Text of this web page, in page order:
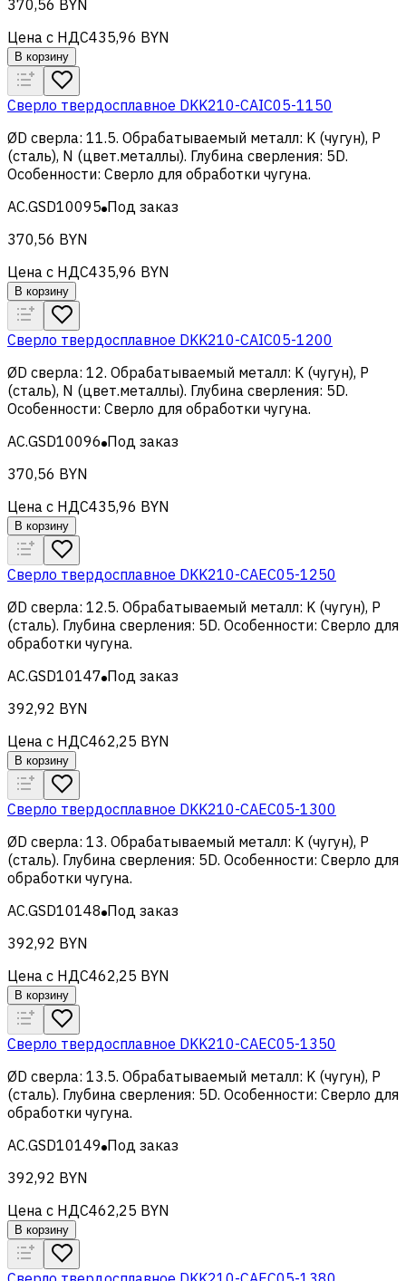
370,56 BYN
Цена с НДС435,96 BYN
В корзину
Сверло твердосплавное DKK210-CAIC05-1150
ØD сверла: 11.5. Обрабатываемый металл: K (чугун), Р
(сталь), N (цвет.металлы). Глубина сверления: 5D.
Особенности: Сверло для обработки чугуна.
AC.GSD10095 Под заказ
370,56 BYN
Цена с НДС435,96 BYN
В корзину
Сверло твердосплавное DKK210-CAIC05-1200
ØD сверла: 12. Обрабатываемый металл: K (чугун), Р
(сталь), N (цвет.металлы). Глубина сверления: 5D.
Особенности: Сверло для обработки чугуна.
AC.GSD10096 Под заказ
370,56 BYN
Цена с НДС435,96 BYN
В корзину
Сверло твердосплавное DKK210-CAEC05-1250
ØD сверла: 12.5. Обрабатываемый металл: K (чугун), Р
(сталь). Глубина сверления: 5D. Особенности: Сверло для
обработки чугуна.
AC.GSD10147 Под заказ
392,92 BYN
Цена с НДС462,25 BYN
В корзину
Сверло твердосплавное DKK210-CAEC05-1300
ØD сверла: 13. Обрабатываемый металл: K (чугун), Р
(сталь). Глубина сверления: 5D. Особенности: Сверло для
обработки чугуна.
AC.GSD10148 Под заказ
392,92 BYN
Цена с НДС462,25 BYN
В корзину
Сверло твердосплавное DKK210-CAEC05-1350
ØD сверла: 13.5. Обрабатываемый металл: K (чугун), Р
(сталь). Глубина сверления: 5D. Особенности: Сверло для
обработки чугуна.
AC.GSD10149 Под заказ
392,92 BYN
Цена с НДС462,25 BYN
В корзину